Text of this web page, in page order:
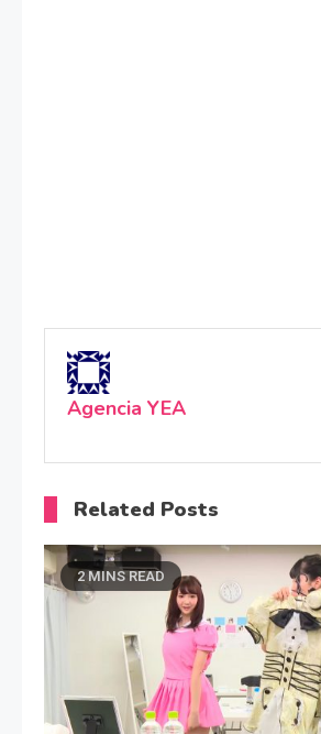
Agencia YEA
Related Posts
2 MINS READ